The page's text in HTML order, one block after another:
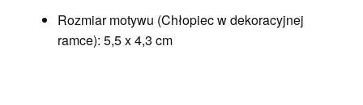
Rozmiar motywu (Chłopiec w dekoracyjnej
ramce): 5,5 x 4,3 cm